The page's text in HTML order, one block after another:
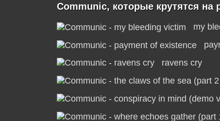
Communic, которые крутятся на
my
ravens cry